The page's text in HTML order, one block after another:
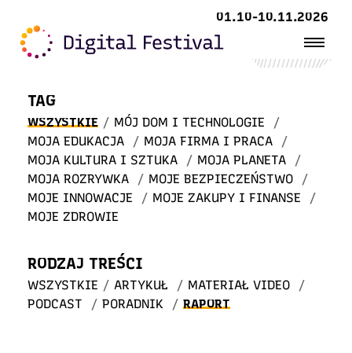
01.10-10.11.2026
w STREFIE WIEDZY
TAG
WSZYSTKIE / MÓJ DOM I TECHNOLOGIE
/
MOJA EDUKACJA
/ MOJA FIRMA I PRACA
/
MOJA KULTURA I SZTUKA
/ MOJA PLANETA
/
MOJA ROZRYWKA
/ MOJE BEZPIECZEŃSTWO
/
MOJE INNOWACJE
/ MOJE ZAKUPY I FINANSE
/
MOJE ZDROWIE
RODZAJ TREŚCI
WSZYSTKIE / ARTYKUŁ / MATERIAŁ VIDEO
/
PODCAST
/ PORADNIK / RAPORT